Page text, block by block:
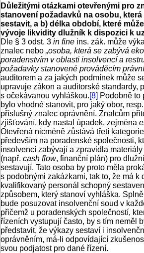
Důležitými otázkami otevřenými pro
stanovení požadavků na osobu, která
sestavit, a b) délka období, které
vývoje likvidity dlužník k dispozici k
Dle § 3 odst. 3 in fine ins. zák. může
znalec nebo „osoba, která se zabývá
poradenstvím v oblasti insolvencí a
požadavky stanovené prováděcím
auditorem a za jakých podmínek může
upravuje zákon a auditorské standardy,
s očekávanou vyhláškou.[8] Podobně to
bylo vhodné stanovit, pro jaký obor,
příslušný znalec oprávnění. Znalcům
zjišťování, kdy nastal úpadek, zejména
Otevřená nicméně zůstává třetí
především na poradenské společnosti,
insolvencí zabývají a zpravidla
(např. cash flow, finanční plán) pro
sestavují. Tato osoba by proto měla
s podobnými zakázkami, tak to, že má k
kvalifikovaný personál schopný
způsobem, který stanoví vyhláška.
bude posuzovat insolvenční soud v
přičemž u poradenských společností,
řízeních vystupují často, by s tím neměl
představit, že výkazy sestaví i
oprávněním, má-li odpovídající
svou podjatost pro dané řízení.